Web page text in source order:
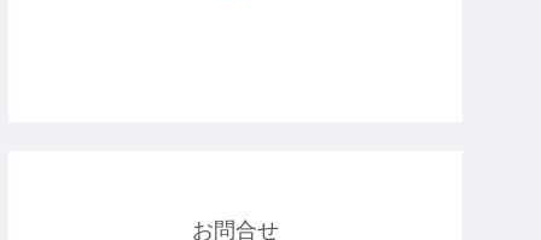
お問合せ